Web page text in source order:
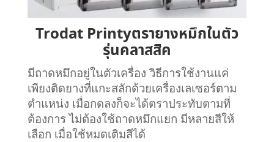
Trodat Printyตรายางหมึกในตัว
รุ่นคลาสสิค
มีถาดหมึกอยู่ในตัวเครื่อง วิธีการใช้งานแค่
เพียงติดยางที่แกะสลักด้วยเครื่องเลเซอร์ตาม
ตำแหน่ง เมื่อกดลงก็จะได้ตราประทับตามที่
ต้องการ ไม่ต้องใช้ถาดหมึกแยก มีหลายสีให้
เลือก เมื่อใช้หมดเติมสีได้